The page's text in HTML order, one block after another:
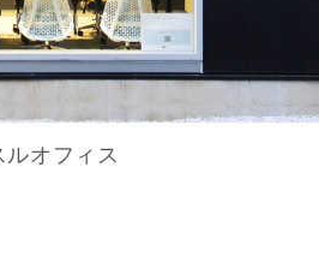
オフィス